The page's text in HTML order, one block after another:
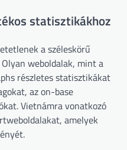
statisztikákhoz
a széleskörű
weboldalak, mint a
részletes statisztikákat
az on-base
Vietnámra vonatkozó
amelyek